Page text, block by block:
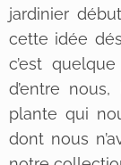
jardinier
cette idée
c’est
d’entre
plante qui
dont nous